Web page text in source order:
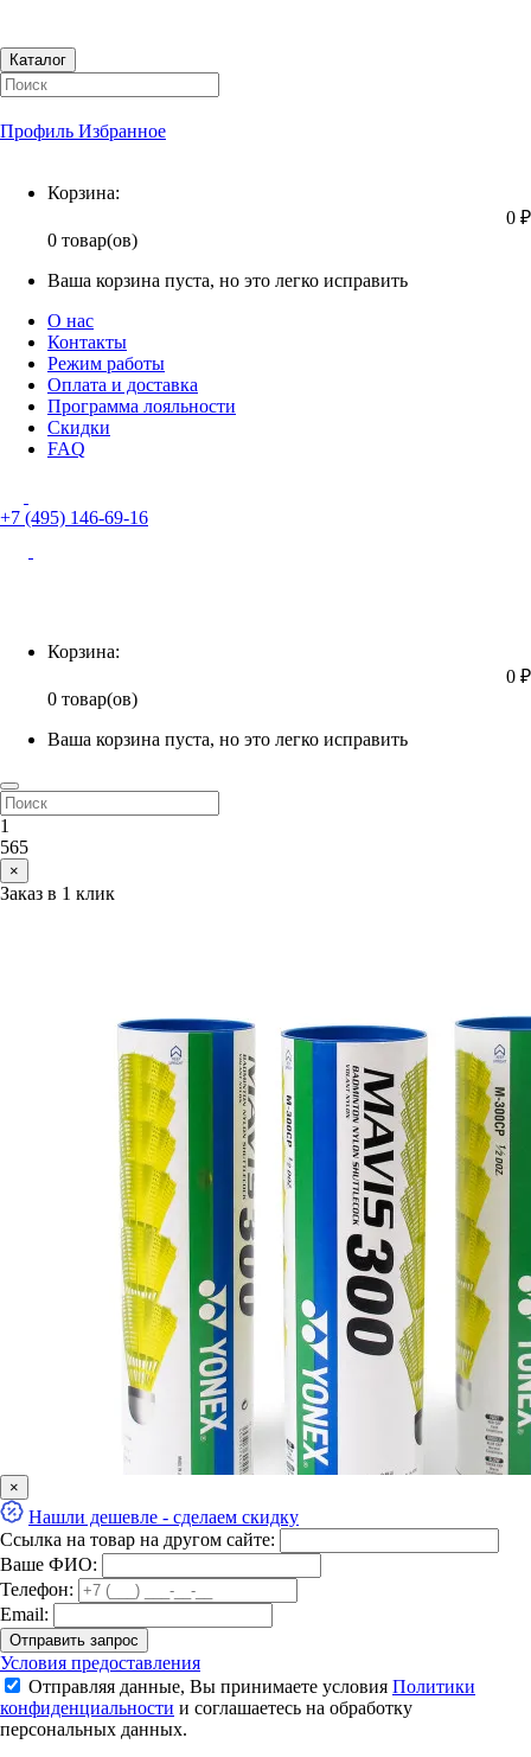
Каталог
Профиль Избранное
Корзина:
0 ₽
0 товар(ов)
Ваша корзина пуста, но это легко исправить
О нас
Контакты
Режим работы
Оплата и доставка
Программа лояльности
Скидки
FAQ
+7 (495) 146-69-16
Корзина:
0 ₽
0 товар(ов)
Ваша корзина пуста, но это легко исправить
1
565
×
Заказ в 1 клик
Воланы для бадминтона пластиковые Yonex Mavis 300 - 6шт.
(Middle)
1 305 ₽
1 450 ₽
×
Нашли дешевле - сделаем скидку
Ссылка на товар на другом сайте:
Ваше ФИО:
Телефон:
Email:
Отправить запрос
Условия предоставления
Отправляя данные, Вы принимаете условия Политики
конфиденциальности и соглашаетесь на обработку
персональных данных.